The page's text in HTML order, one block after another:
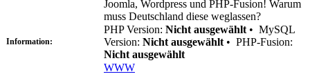
Joomla, Wordpress und PHP-Fusion! Warum
muss Deutschland diese weglassen?
Information:
PHP Version: Nicht ausgewählt • MySQL
Version: Nicht ausgewählt • PHP-Fusion:
Nicht ausgewählt
WWW